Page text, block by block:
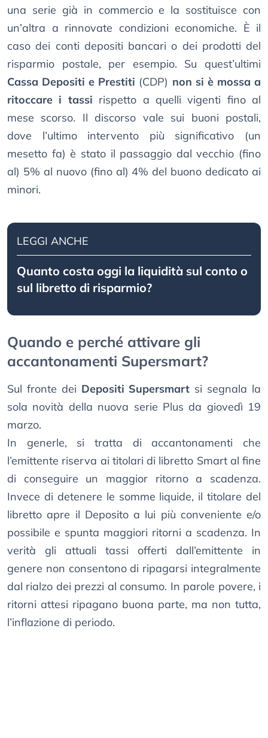
una serie già in commercio e la sostituisce con
un’altra a rinnovate condizioni economiche. È il
caso dei conti depositi bancari o dei prodotti del
risparmio postale, per esempio. Su quest’ultimi
Cassa Depositi e Prestiti (CDP) non si è mossa a
ritoccare i tassi rispetto a quelli vigenti fino al
mese scorso. Il discorso vale sui buoni postali,
dove l’ultimo intervento più significativo (un
mesetto fa) è stato il passaggio dal vecchio (fino
al) 5% al nuovo (fino al) 4% del buono dedicato ai
minori.
LEGGI ANCHE
Quanto costa oggi la liquidità sul conto o
sul libretto di risparmio?
Quando e perché attivare gli
accantonamenti Supersmart?
Sul fronte dei Depositi Supersmart si segnala la
sola novità della nuova serie Plus da giovedì 19
marzo.
In generle, si tratta di accantonamenti che
l’emittente riserva ai titolari di libretto Smart al fine
di conseguire un maggior ritorno a scadenza.
Invece di detenere le somme liquide, il titolare del
libretto apre il Deposito a lui più conveniente e/o
possibile e spunta maggiori ritorni a scadenza. In
verità gli attuali tassi offerti dall’emittente in
genere non consentono di ripagarsi integralmente
dal rialzo dei prezzi al consumo. In parole povere, i
ritorni attesi ripagano buona parte, ma non tutta,
l’inflazione di periodo.